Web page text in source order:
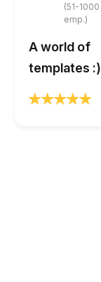
(51-1000
emp.)
A world of
templates :)